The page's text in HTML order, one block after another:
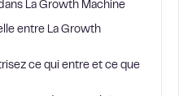
La Growth Machine
entre La Growth
ce qui entre et ce que